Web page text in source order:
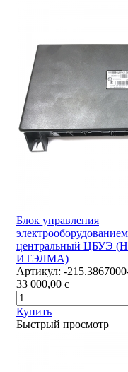
Блок управления
электрооборудованием
центральный ЦБУЭ
ИТЭЛМА)
Артикул: -
33 000,00 c
Купить
Быстрый просмотр